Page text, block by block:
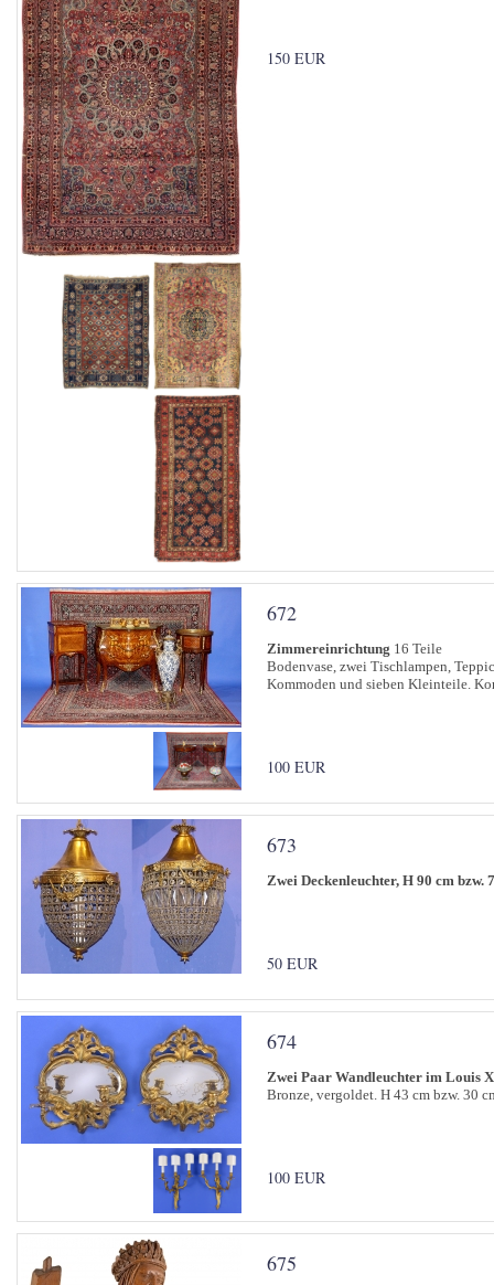
150 EUR
672
Zimmereinrichtung 16 Teile
Bodenvase, zwei Tischlampen,
Kommoden und sieben Kleinteile.
100 EUR
673
Zwei Deckenleuchter, H 90 cm bzw.
50 EUR
674
Zwei Paar Wandleuchter im Louis
Bronze, vergoldet. H 43 cm bzw. 30
100 EUR
675